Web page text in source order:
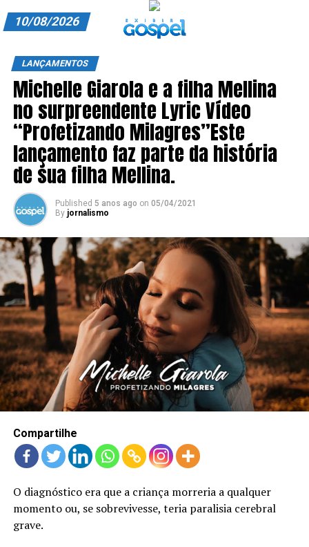
ANUNCIE CONOSCO
ASSINE
CARRINHO
EDITORIAL
ENTREVISTAS
FINALIZAR COMPRA
HOME
LANÇAMENTOS
10/08/2026
LANÇAMENTOS
Michelle Giarola e a filha Mellina
no surpreendente Lyric Vídeo
“Profetizando Milagres”Este
lançamento faz parte da história
de sua filha Mellina.
Published 5 anos ago on 05/04/2021
By jornalismo
Compartilhe
O diagnóstico era que a criança morreria a qualquer
momento ou, se sobrevivesse, teria paralisia cerebral
grave.